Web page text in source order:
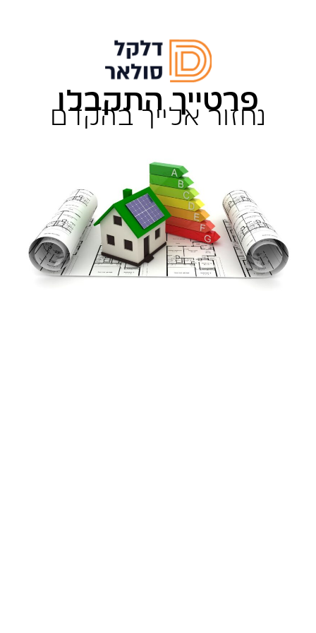
פרטייך התקבלו
נחזור אלייך בהקדם